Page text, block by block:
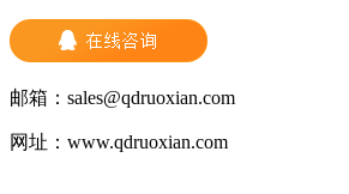
邮箱： sales@qdruoxian.com
网址： www.qdruoxian.com